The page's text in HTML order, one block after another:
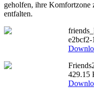
geholfen, ihre Komfortzone
entfalten.
e2bcf2-
429.15